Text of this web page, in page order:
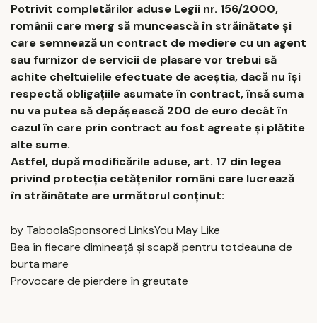
Potrivit completărilor aduse Legii nr. 156/2000,
românii care merg să muncească în străinătate și
care semnează un contract de mediere cu un agent
sau furnizor de servicii de plasare vor trebui să
achite cheltuielile efectuate de aceștia, dacă nu își
respectă obligațiile asumate în contract, însă suma
nu va putea să depășească 200 de euro decât în
cazul în care prin contract au fost agreate și plătite
alte sume.
Astfel, după modificările aduse, art. 17 din legea
privind protecția cetățenilor români care lucrează
în străinătate are următorul conținut:
by TaboolaSponsored LinksYou May Like
Bea în fiecare dimineață și scapă pentru totdeauna de
burta mare
Provocare de pierdere în greutate